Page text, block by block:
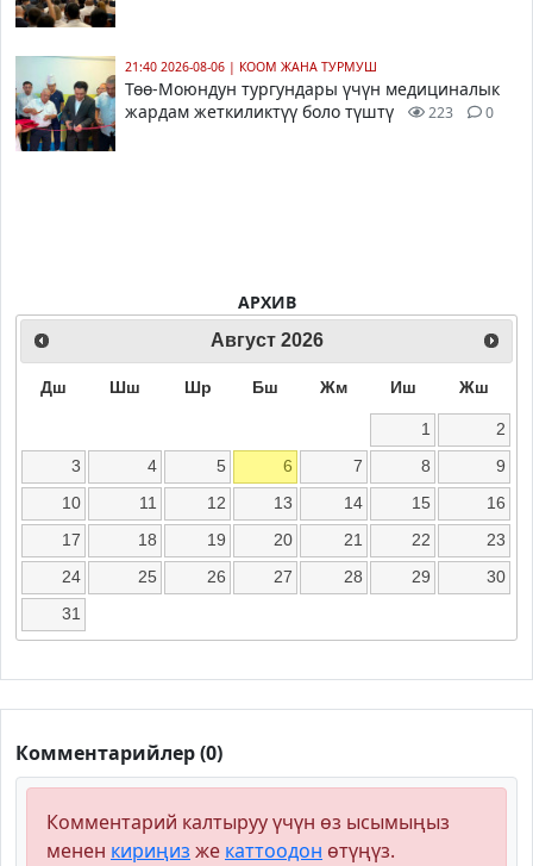
21:40 2026-08-06 | КООМ ЖАНА ТУРМУШ
Төө-Моюндун тургундары үчүн медициналык
жардам жеткиликтүү боло түштү
223 0
АРХИВ
Август 2026
Дш Шш Шр Бш Жм Иш Жш
1
2
3
4 5 6 7 8
9
10
11 12 13 14 15
16
17
18 19 20 21 22
23
24
25 26 27 28 29
30
31
Комментарийлер (0)
Комментарий калтыруу үчүн өз ысымыңыз
менен кириңиз же каттоодон өтүңүз.